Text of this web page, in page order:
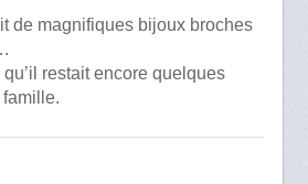
de magnifiques bijoux broches
restait encore quelques